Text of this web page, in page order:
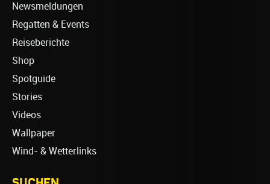
Newsmeldungen
Regatten & Events
Reiseberichte
Shop
Spotguide
Stories
Videos
Wallpaper
Wind- & Wetterlinks